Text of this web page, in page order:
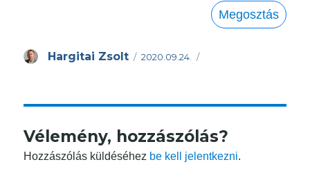
Megosztás
Szerző
Hargitai Zsolt Közzétéve
2020.09.24.
Vélemény, hozzászólás?
Hozzászólás küldéséhez be kell jelentkezni.